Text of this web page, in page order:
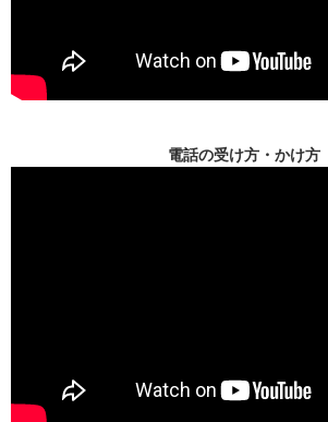
電話の受け方・かけ方